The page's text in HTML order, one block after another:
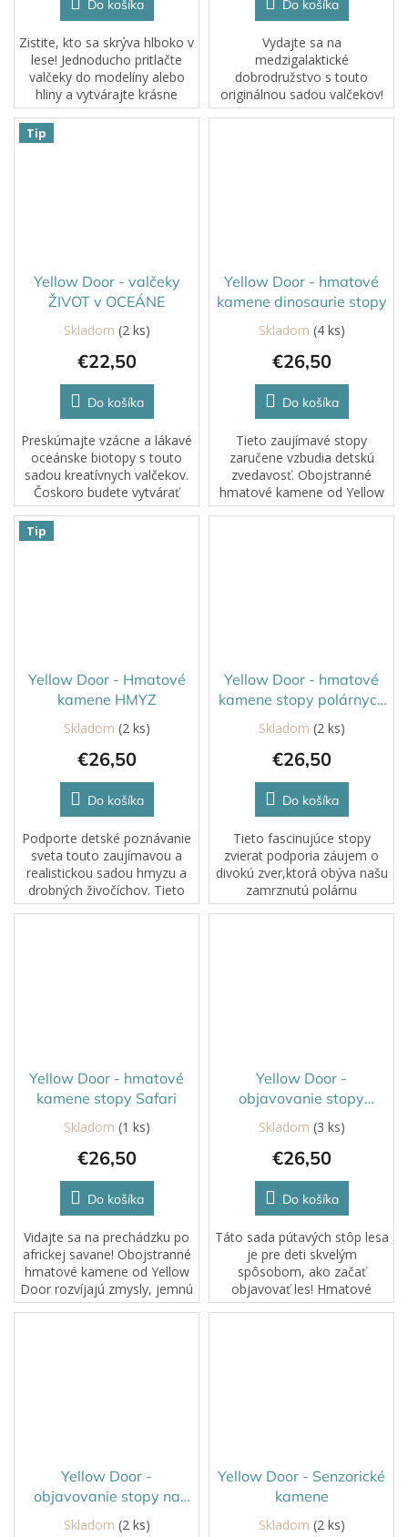
Do košíka
Zistite, kto sa skrýva hlboko v
lese! Jednoducho pritlačte
valčeky do modelíny alebo
hliny a vytvárajte krásne
lesné scény.Tieto valčeky od
Yellow Door sú skvelou
voľbou pre hru s plastelínou
Do košíka
Vydajte sa na
medzigalaktické
dobrodružstvo s touto
originálnou sadou valčekov!
Praktická pomôcka je
Tip
Yellow Door - valčeky
ŽIVOT v OCEÁNE
Skladom (2 ks)
€22,50
Do košíka
Preskúmajte vzácne a lákavé
oceánske biotopy s touto
sadou kreatívnych valčekov.
Čoskoro budete vytvárať
vlny, keď budete valčekovať
do hracieho cesta alebo hliny
a pomocou pečiatok oživíte
Yellow Door - hmatové
kamene dinosaurie stopy
Skladom (4 ks)
€26,50
Do košíka
Tieto zaujímavé stopy
zaručene vzbudia detskú
zvedavosť. Obojstranné
hmatové kamene od Yellow
Door rozvíjajú zmysly,jemnú
Tip
Yellow Door - Hmatové
kamene HMYZ
Skladom (2 ks)
€26,50
Do košíka
Podporte detské poznávanie
sveta touto zaujímavou a
realistickou sadou hmyzu a
drobných živočíchov. Tieto
detailne spracované kamene
Yellow Door - hmatové
kamene stopy polárnych
zvierat
Skladom (2 ks)
€26,50
Do košíka
Tieto fascinujúce stopy
zvierat podporia záujem o
divokú zver,ktorá obýva našu
zamrznutú polárnu
krajinu.Obojstranné hmatové
Yellow Door - hmatové
kamene stopy Safari
Skladom (1 ks)
€26,50
Do košíka
Vidajte sa na prechádzku po
africkej savane! Obojstranné
hmatové kamene od Yellow
Door rozvíjajú zmysly, jemnú
motoriku a fantáziu.
Yellow Door -
objavovanie stopy
lesných zvierat
Skladom (3 ks)
€26,50
Do košíka
Táto sada pútavých stôp lesa
je pre deti skvelým
spôsobom, ako začať
objavovať les! Hmatové
kamene od Yellow Door
Yellow Door -
objavovanie stopy na
farme
Skladom (2 ks)
Yellow Door - Senzorické
kamene
Skladom (2 ks)